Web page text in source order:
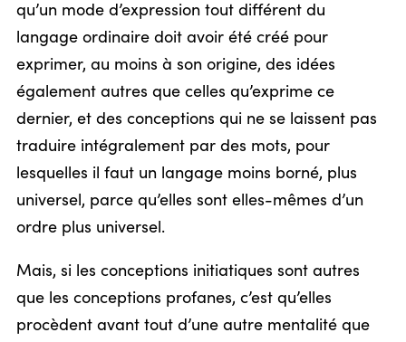
qu’un mode d’expression tout différent du
langage ordinaire doit avoir été créé pour
exprimer, au moins à son origine, des idées
également autres que celles qu’exprime ce
dernier, et des conceptions qui ne se laissent pas
traduire intégralement par des mots, pour
lesquelles il faut un langage moins borné, plus
universel, parce qu’elles sont elles-mêmes d’un
ordre plus universel.
Mais, si les conceptions initiatiques sont autres
que les conceptions profanes, c’est qu’elles
procèdent avant tout d’une autre mentalité que